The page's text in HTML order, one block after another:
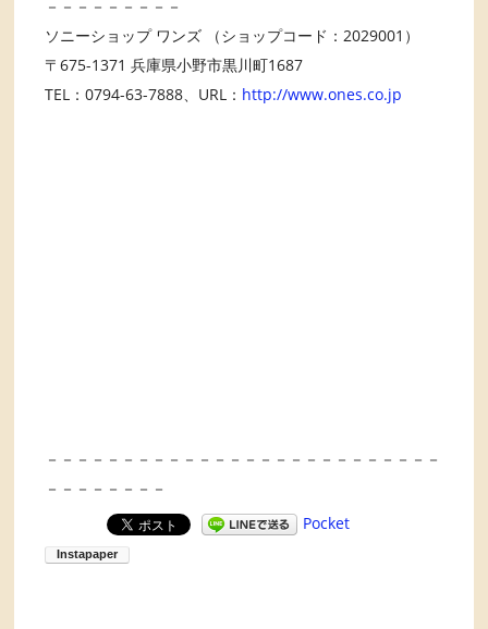
－－－－－－－－－
ソニーショップ ワンズ （ショップコード：2029001）
〒675-1371 兵庫県小野市黒川町1687
TEL：0794-63-7888、URL： http://www.ones.co.jp
－－－－－－－－－－－－－－－－－－－－－－－－－－
－－－－－－－－
Pocket